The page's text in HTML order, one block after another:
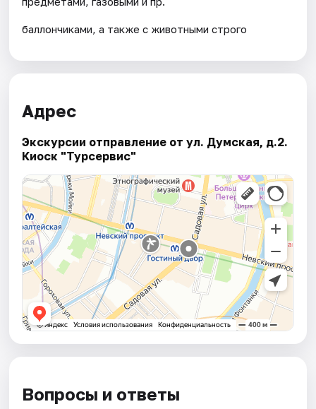
баллончиками, а также с животными строго
Адрес
Экскурсии отправление от ул. Думская, д.2.
Киоск "Турсервис"
Вопросы и ответы